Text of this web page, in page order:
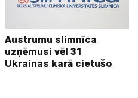
Austrumu slimnīca
uzņēmusi vēl 31
Ukrainas karā cietušo